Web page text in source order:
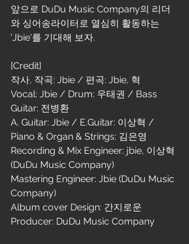
앞으로 DuDu Music Company의 리더
와 싱어송라이터로 열심히 활동하는
'Jbie'를 기대해 보자.
[Credit]
작사, 작곡: Jbie / 편곡: Jbie, 혁
Vocal: Jbie / Drum: 우태권 / Bass
Guitar: 전병환
A. Guitar: Jbie / E.Guitar: 이상혁 /
Piano & Organ & Strings: 김은영
Recording & Mix Engineer: jbie, 이상혁
(DuDu Music Company)
Mastering Engineer: Jbie (DuDu Music
Company)
Album cover Design: 간지로운
Producer: DuDu Music Company